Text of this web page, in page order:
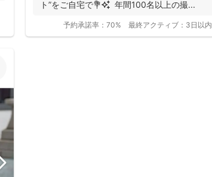
ト”をご自宅で💐✨ 年間100名以上の撮...
予約承諾率： 70% 最終アクティブ： 3日以内